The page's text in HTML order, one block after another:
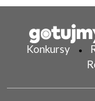
Konkursy